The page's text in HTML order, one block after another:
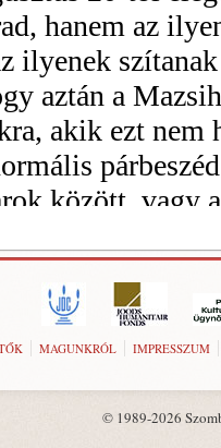
MAGUNKRÓL IMPRESSZUM
© 1989-2026